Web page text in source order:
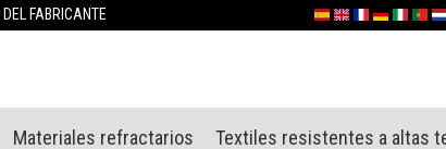
FABRICANTE
al
Español
English (UK)
FranceDeutschland
Italia
Materiales refractarios Textiles resistentes a altas